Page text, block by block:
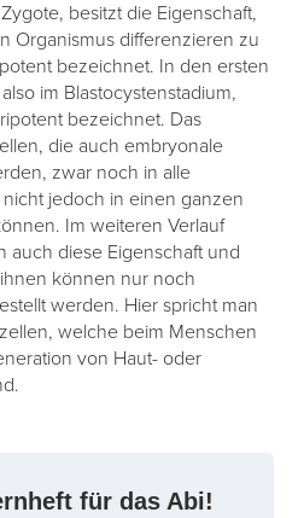
besitzt die Eigenschaft,
Organismus differenzieren zu
bezeichnet. In den ersten
im Blastocystenstadium,
bezeichnet. Das
die auch embryonale
zwar noch in alle
jedoch in einen ganzen
Im weiteren Verlauf
auch diese Eigenschaft und
können nur noch
werden. Hier spricht man
welche beim Menschen
von Haut- oder
für das Abi!